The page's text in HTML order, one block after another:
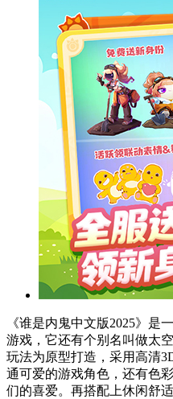
《谁是内鬼中文版2025》是
游戏，它还有个别名叫做太
玩法为原型打造，采用高清
通可爱的游戏角色，还有色
们的喜爱。再搭配上休闲舒